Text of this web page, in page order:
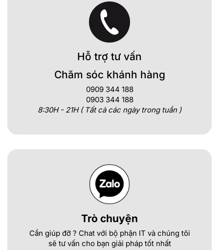
Hỗ trợ tư vấn
Chăm sóc khánh hàng
0909 344 188
0903 344 188
8:30H - 21H ( Tất cả các ngày trong tuần )
Trò chuyện
Cần giúp đỡ ? Chat với bộ phận IT và chúng tôi
sẽ tư vấn cho bạn giải pháp tốt nhất